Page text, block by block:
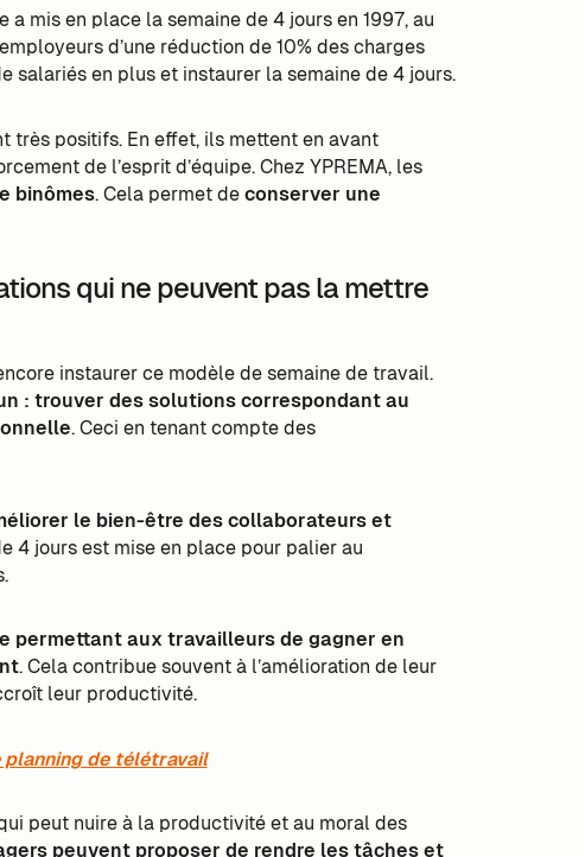
a mis en place la semaine de 4 jours en 1997, au
d’une réduction de 10% des charges
salariés en plus et instaurer la semaine de 4 jours.
très positifs. En effet, ils mettent en avant
de l’esprit d’équipe. Chez YPREMA, les
binômes. Cela permet deconserver une
qui ne peuvent pas la mettre
instaurer ce modèle de semaine de travail.
: trouver des solutions correspondant au
. Ceci en tenant compte des
le bien-être des collaborateurs et
4 jours est mise en place pour palier au
aux travailleurs de gagner en
. Cela contribue souvent à l’amélioration de leur
leur productivité.
de télétravail
peut nuire à la productivité et au moral des
peuvent proposer de rendre les tâches et